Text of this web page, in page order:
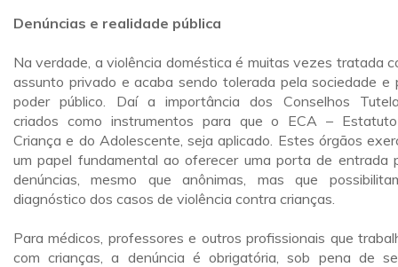
Denúncias e realidade pública
Na verdade, a violência doméstica é muitas vezes tratada
assunto privado e acaba sendo tolerada pela sociedade e
poder público. Daí a importância dos Conselhos
criados como instrumentos para que o ECA –
Criança e do Adolescente, seja aplicado. Estes órgãos
um papel fundamental ao oferecer uma porta de entrada
denúncias, mesmo que anônimas, mas que
diagnóstico dos casos de violência contra crianças.
Para médicos, professores e outros profissionais que
com crianças, a denúncia é obrigatória, sob pena de